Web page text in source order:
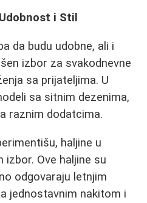
i Stil
da budu udobne, ali i
izbor za svakodnevne
sa prijateljima. U
sa sitnim dezenima,
raznim dodatcima.
haljine u
Ove haljine su
odgovaraju letnjim
jednostavnim nakitom i